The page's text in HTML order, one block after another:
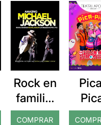
Rock en
familia:
Amazing
COMPRAR